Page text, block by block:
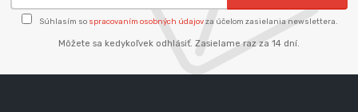
Súhlasím so spracovaním osobných údajovza účelom zasielania newslettera.
Môžete sa kedykoľvek odhlásiť. Zasielame raz za 14 dní.